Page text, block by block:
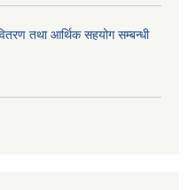
तथा आर्थिक सहयोग सम्बन्धी